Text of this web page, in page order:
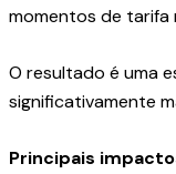
momentos de tarifa
O resultado é uma
significativamente
Principais